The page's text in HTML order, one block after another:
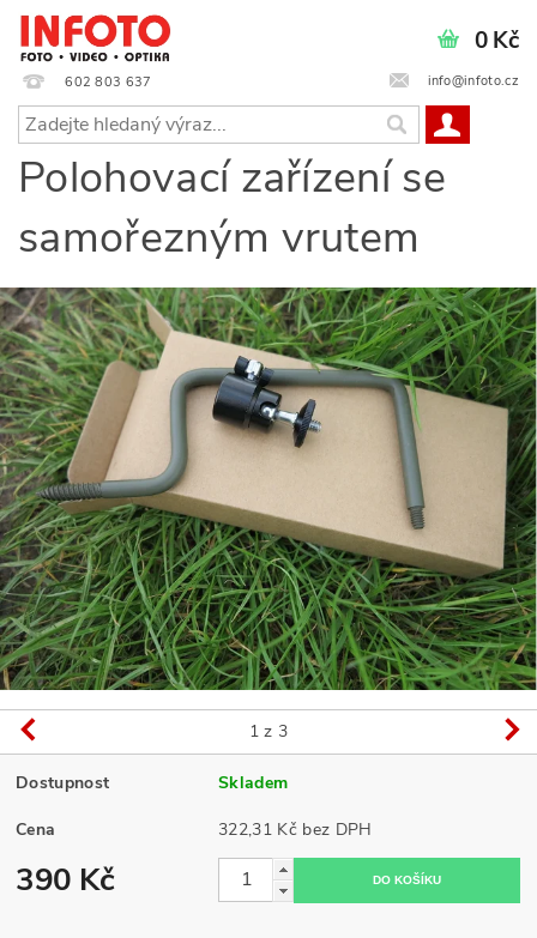
602 803 637 info@infoto.cz
0 Kč
Polohovací zařízení se
samořezným vrutem
1 z 3
Dostupnost Skladem
Cena 322,31 Kč bez DPH
390 Kč